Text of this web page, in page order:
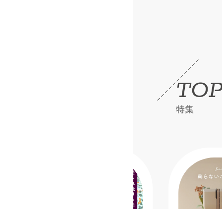
特集